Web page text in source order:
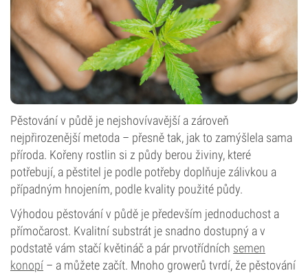
Pěstování v půdě je nejshovívavější a zároveň
nejpřirozenější metoda – přesně tak, jak to zamýšlela sama
příroda. Kořeny rostlin si z půdy berou živiny, které
potřebují, a pěstitel je podle potřeby doplňuje zálivkou a
případným hnojením, podle kvality použité půdy.
Výhodou pěstování v půdě je především jednoduchost a
přímočarost. Kvalitní substrát je snadno dostupný a v
podstatě vám stačí květináč a pár prvotřídních semen
konopí – a můžete začít. Mnoho growerů tvrdí, že pěstování